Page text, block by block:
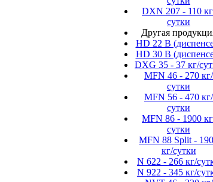
DXN 207 - 110
сутки
Другая
HD 22 B
HD 30 B
DXG 35 - 37 кг/
MFN 46 - 270 кг/
сутки
MFN 56 - 470 кг/
сутки
MFN 86 - 1900
сутки
MFN 88 Split -
кг/сутки
N 622 - 266 кг/
N 922 - 345 кг/